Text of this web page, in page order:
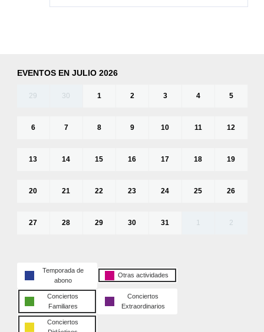
EVENTOS EN JULIO 2026
29 30 1 2 3 4 5
6 7 8 9 10 11 12
13 14 15 16 17 18 19
20 21 22 23 24 25 26
27 28 29 30 31 1 2
Temporada de
abono
Otras actividades
Conciertos
Familiares
Conciertos
Extraordinarios
Conciertos